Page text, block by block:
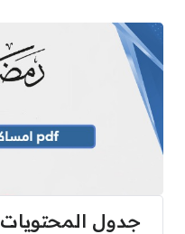
جدول المحتويات